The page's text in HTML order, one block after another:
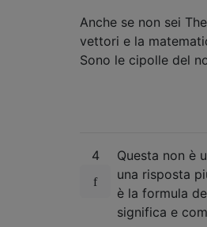
Anche se non sei
vettori e la
Sono le cipolle del
4
Questa non è
una risposta
è la formula
significa e